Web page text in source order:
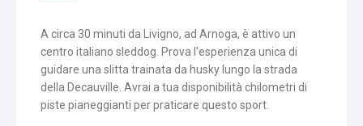
A circa 30 minuti da Livigno, ad Arnoga, è attivo un
centro italiano sleddog. Prova l'esperienza unica di
guidare una slitta trainata da husky lungo la strada
della Decauville. Avrai a tua disponibilità chilometri di
piste pianeggianti per praticare questo sport.